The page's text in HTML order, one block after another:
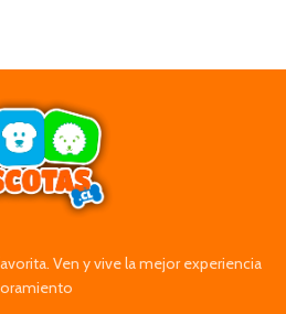
Ven y vive la mejor experiencia